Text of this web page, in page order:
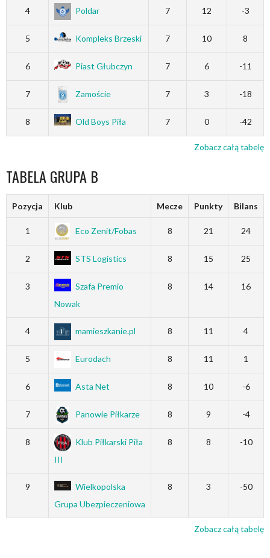
4 Poldar 7 12 -3
5 Kompleks Brzeski 7 10 8
6 Piast Głubczyn 7 6 -11
7 Zamoście 7 3 -18
8 Old Boys Piła 7 0 -42
Zobacz całą tabelę
TABELA GRUPA B
Pozycja Klub Mecze Punkty Bilans
1 Eco Zenit/Fobas 8 21 24
2 STS Logistics 8 15 25
3
Szafa Premio
Nowak
8 14 16
4 mamieszkanie.pl 8 11 4
5 Eurodach 8 11 1
6 Asta Net 8 10 -6
7 Panowie Piłkarze 8 9 -4
8
Klub Piłkarski Piła
III
8 8 -10
9
Wielkopolska
Grupa Ubezpieczeniowa
8 3 -50
Zobacz całą tabelę